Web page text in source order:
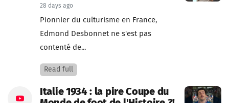
28 days ago
Pionnier du culturisme en France,
Edmond Desbonnet ne s'est pas
contenté de...
Read full
Italie 1934 : la pire Coupe du